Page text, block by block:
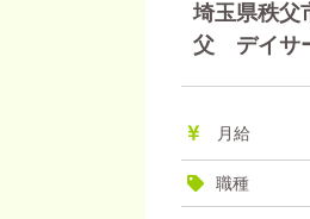
埼玉県秩
父 デイサ
月給
職種